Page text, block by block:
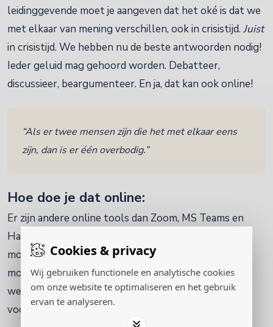
Cookies & privacy
Wij gebruiken functionele en analytische cookies
om onze website te optimaliseren en het gebruik
ervan te analyseren.
leidinggevende moet je aangeven dat het oké is dat we
met elkaar van mening verschillen, ook in crisistijd. Juist
in crisistijd. We hebben nu de beste antwoorden nodig!
Ieder geluid mag gehoord worden. Debatteer,
discussieer, beargumenteer. En ja, dat kan ook online!
“Als er twee mensen zijn die het met elkaar eens
zijn, dan is er één overbodig.”
Hoe doe je dat online:
Er zijn andere online tools dan Zoom, MS Teams en
Hangouts. Onderzoek ze, er zijn (technisch) veel
mogelijkheden. Elke software heeft zijn eigen
mogelijkheden maar er kan veel meer dan achter de
webcam zitten! Denk dus na over werkvormen. Ook
voor een teamvergadering. Ik vertel je er graag over.